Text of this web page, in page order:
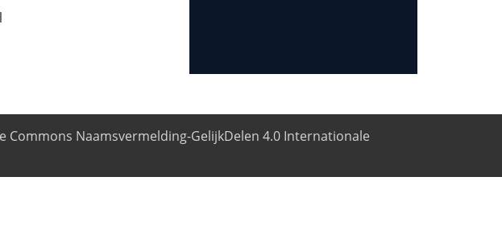
Commons Naamsvermelding-GelijkDelen 4.0 Internationale